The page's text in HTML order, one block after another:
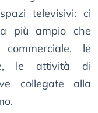
televisivi: ci
più ampio che
le
le attività di
collegate alla